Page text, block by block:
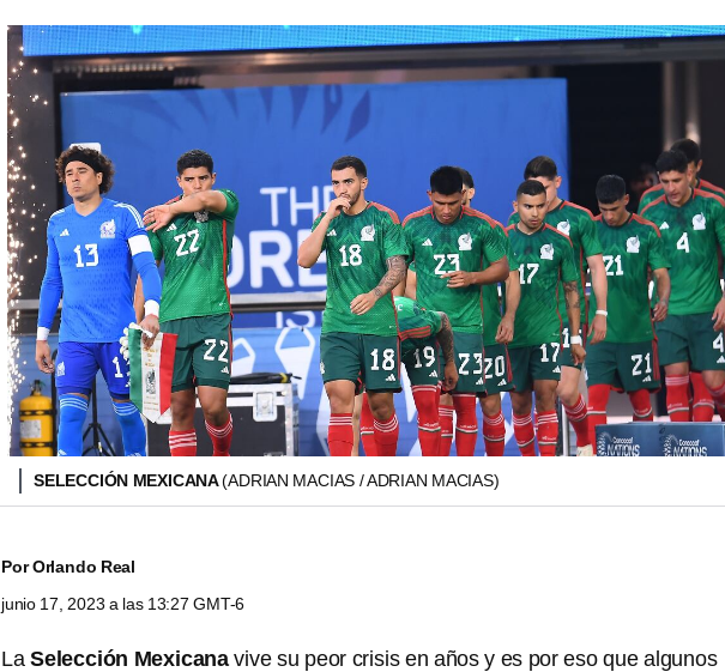
SELECCIÓN MEXICANA(ADRIAN MACIAS / ADRIAN MACIAS)
PorOrlando Real
junio 17, 2023 a las 13:27 GMT-6
La Selección Mexicana vive su peor crisis en años y es por eso que algunos